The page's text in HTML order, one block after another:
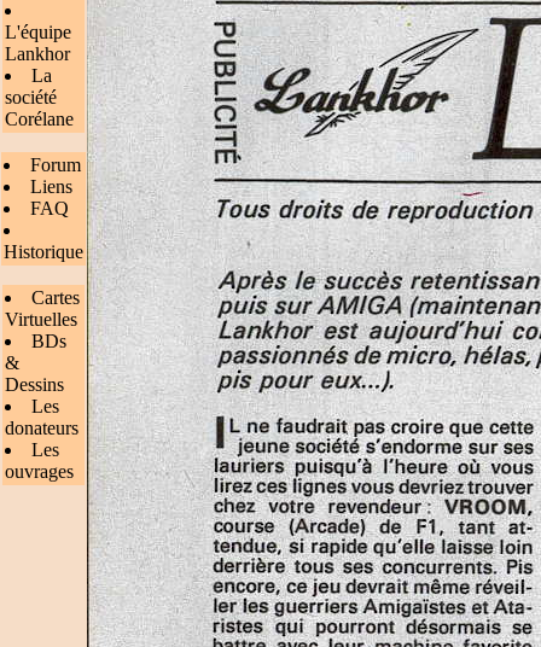
L'équipe
Lankhor
La
société
Corélane
Forum
Liens
FAQ
Historique
Cartes
Virtuelles
BDs
&
Dessins
Les
donateurs
Les
ouvrages